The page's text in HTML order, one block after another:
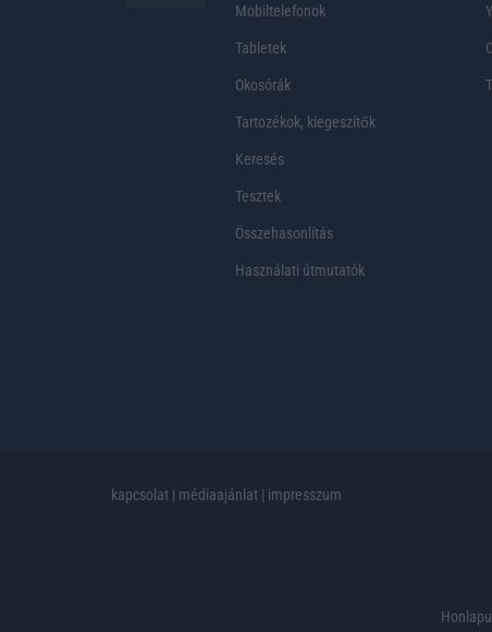
Mobiltelefonok
Tabletek
Okosórák
Tartozékok, kiegeszítők
Keresés
Tesztek
Összehasonlítás
Használati útmutatók
kapcsolat | médiaajánlat | impresszum